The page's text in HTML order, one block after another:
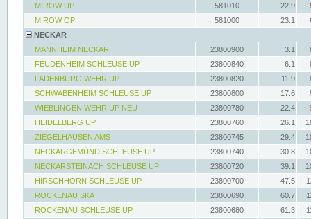
MIROW UP
581010 22.9
MIROW OP
581000 23.1
NECKAR
MANNHEIM NECKAR
23800900 3.1
FEUDENHEIM SCHLEUSE UP
23800840 6.1
LADENBURG WEHR UP
23800820 11.9
SCHWABENHEIM SCHLEUSE UP
23800800 17.6
WIEBLINGEN WEHR UP NEU
23800780 22.4
HEIDELBERG UP
23800760 26.1
ZIEGELHAUSEN AMS
23800745 29.4
NECKARGEMÜND SCHLEUSE UP
23800740 30.8
NECKARSTEINACH SCHLEUSE UP
23800720 39.1
HIRSCHHORN SCHLEUSE UP
23800700 47.5
ROCKENAU SKA
23800690 60.7
ROCKENAU SCHLEUSE UP
23800680 61.3